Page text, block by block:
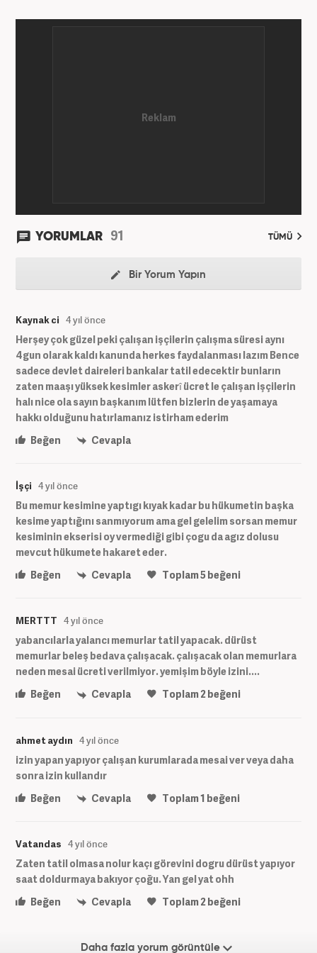
YORUMLAR 91 TÜMÜ
Bir Yorum Yapın
Kaynak ci 4 yıl önce
Herşey çok güzel peki çalışan işçilerin çalışma süresi aynı
4gun olarak kaldı kanunda herkes faydalanması lazım Bence
sadece devlet daireleri bankalar tatil edecektir bunların
zaten maaşı yüksek kesimler askerî ücret le çalışan işçilerin
halı nice ola sayın başkanım lütfen bizlerin de yaşamaya
hakkı olduğunu hatırlamanız istirham ederim
Beğen
Cevapla
İşçi 4 yıl önce
Bu memur kesimine yaptıgı kıyak kadar bu hükumetin başka
kesime yaptığını sanmıyorum ama gel gelelim sorsan memur
kesiminin ekserisi oy vermediği gibi çogu da agız dolusu
mevcut hükumete hakaret eder.
Beğen
Cevapla Toplam5beğeni
MERTTT 4 yıl önce
yabancılarla yalancı memurlar tatil yapacak. dürüst
memurlar beleş bedava çalışacak. çalışacak olan memurlara
neden mesai ücreti verilmiyor. yemişim böyle izini....
Beğen
Cevapla Toplam2beğeni
ahmet aydın 4 yıl önce
izin yapan yapıyor çalışan kurumlarada mesai ver veya daha
sonra izin kullandır
Beğen
Cevapla Toplam1 beğeni
Vatandas 4 yıl önce
Zaten tatil olmasa nolur kaçı görevini dogru dürüst yapıyor
saat doldurmaya bakıyor çoğu. Yan gel yat ohh
Beğen
Cevapla Toplam2beğeni
Daha fazla yorum görüntüle